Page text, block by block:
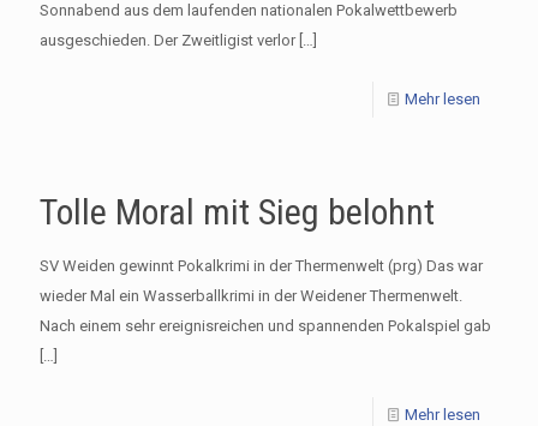
Sonnabend aus dem laufenden nationalen Pokalwettbewerb
ausgeschieden. Der Zweitligist verlor[…]
Mehr lesen
Tolle Moral mit Sieg belohnt
SV Weiden gewinnt Pokalkrimi in der Thermenwelt (prg) Das war
wieder Mal ein Wasserballkrimi in der Weidener Thermenwelt.
Nach einem sehr ereignisreichen und spannenden Pokalspiel gab
[…]
Mehr lesen